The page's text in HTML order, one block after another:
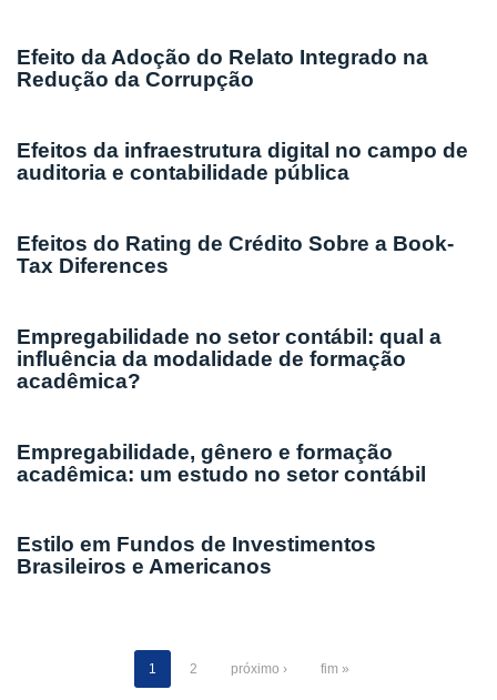
Efeito da Adoção do Relato Integrado na
Redução da Corrupção
Efeitos da infraestrutura digital no campo de
auditoria e contabilidade pública
Efeitos do Rating de Crédito Sobre a Book-
Tax Diferences
Empregabilidade no setor contábil: qual a
influência da modalidade de formação
acadêmica?
Empregabilidade, gênero e formação
acadêmica: um estudo no setor contábil
Estilo em Fundos de Investimentos
Brasileiros e Americanos
1 2 próximo › fim »